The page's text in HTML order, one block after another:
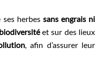
herbes sans engrais ni
et sur des lieux
, afin d’assurer leur